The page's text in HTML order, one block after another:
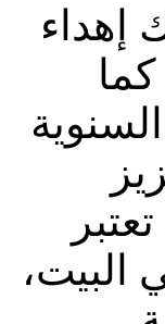
إهداء
البيت،